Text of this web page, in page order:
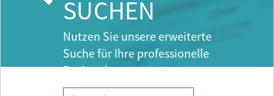
SUCHEN
Nutzen Sie unsere erweiterte
Suche für Ihre professionelle
Recherche.